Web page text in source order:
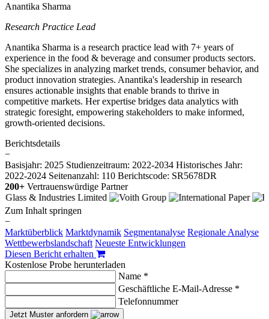
Anantika Sharma
Research Practice Lead
Anantika Sharma is a research practice lead with 7+ years of
experience in the food & beverage and consumer products sectors.
She specializes in analyzing market trends, consumer behavior, and
product innovation strategies. Anantika's leadership in research
ensures actionable insights that enable brands to thrive in
competitive markets. Her expertise bridges data analytics with
strategic foresight, empowering stakeholders to make informed,
growth-oriented decisions.
Berichtsdetails
−
Basisjahr: 2025 Studienzeitraum: 2022-2034 Historisches Jahr:
2022-2024 Seitenanzahl: 110 Berichtscode: SR5678DR
200+ Vertrauenswürdige Partner
Zum Inhalt springen
−
Marktüberblick Marktdynamik Segmentanalyse Regionale Analyse
Wettbewerbslandschaft Neueste Entwicklungen
Diesen Bericht erhalten
Kostenlose Probe herunterladen
Name *
Geschäftliche E-Mail-Adresse *
Telefonnummer
Jetzt Muster anfordern